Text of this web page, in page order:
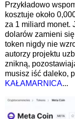
Przykładowo
kosztuje około
za 1 miliard monet.
dolarów zamieni
token nigdy nie
autorzy projektu
znikną,
musisz iść daleko,
KAŁAMARNICA...